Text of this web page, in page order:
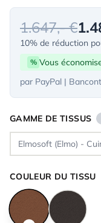
1.647,- €
10% de réduction
% Vous
par PayPal |
GAMME DE TISSUS
COULEUR DU TISSU